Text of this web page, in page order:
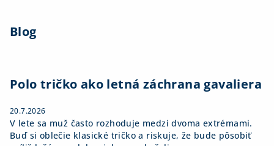
Blog
Polo tričko ako letná záchrana gavaliera
20.7.2026
V lete sa muž často rozhoduje medzi dvoma extrémami.
Buď si oblečie klasické tričko a riskuje, že bude pôsobiť